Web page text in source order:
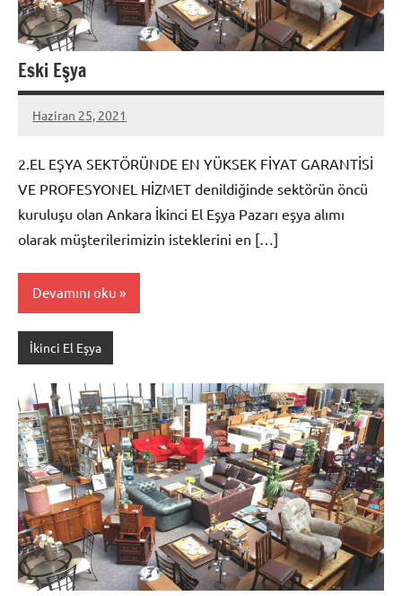
Eski Eşya
Haziran 25, 2021
admin
2.EL EŞYA SEKTÖRÜNDE EN YÜKSEK FİYAT GARANTİSİ
VE PROFESYONEL HİZMET denildiğinde sektörün öncü
kuruluşu olan Ankara İkinci El Eşya Pazarı eşya alımı
olarak müşterilerimizin isteklerini en […]
Devamını oku
İkinci El Eşya